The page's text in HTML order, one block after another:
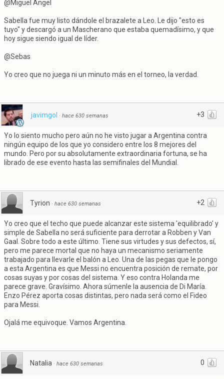
@Miguel Ángel
Sabella fue muy listo dándole el brazalete a Leo. Le dijo "esto es
tuyo" y descargó a un Mascherano que estaba quemadísimo, y que
hoy sigue siendo igual de líder.
@Sebas
Yo creo que no juega ni un minuto más en el torneo, la verdad.
+3
javimgol · hace 630 semanas
Yo lo siento mucho pero aún no he visto jugar a Argentina contra
ningún equipo de los que yo considero entre los 8 mejores del
mundo. Pero por su absolutamente extraordinaria fortuna, se ha
librado de ese evento hasta las semifinales del Mundial.
+2
Tyrion · hace 630 semanas
Yo creo que el techo que puede alcanzar este sistema 'equilibrado' y
simple de Sabella no será suficiente para derrotar a Robben y Van
Gaal. Sobre todo a este último. Tiene sus virtudes y sus defectos, sí,
pero me parece mortal que no haya un mecanismo seriamente
trabajado para llevarle el balón a Leo. Una de las pegas que le pongo
a esta Argentina es que Messi no encuentra posición de remate, por
cosas suyas y por cosas del sistema. Y eso contra Holanda me
parece grave. Gravísimo. Ahora súmenle la ausencia de Di María.
Enzo Pérez aporta cosas distintas, pero nada será como el Fideo
para Messi.
Ojalá me equivoque. Vamos Argentina.
0
Natalia · hace 630 semanas